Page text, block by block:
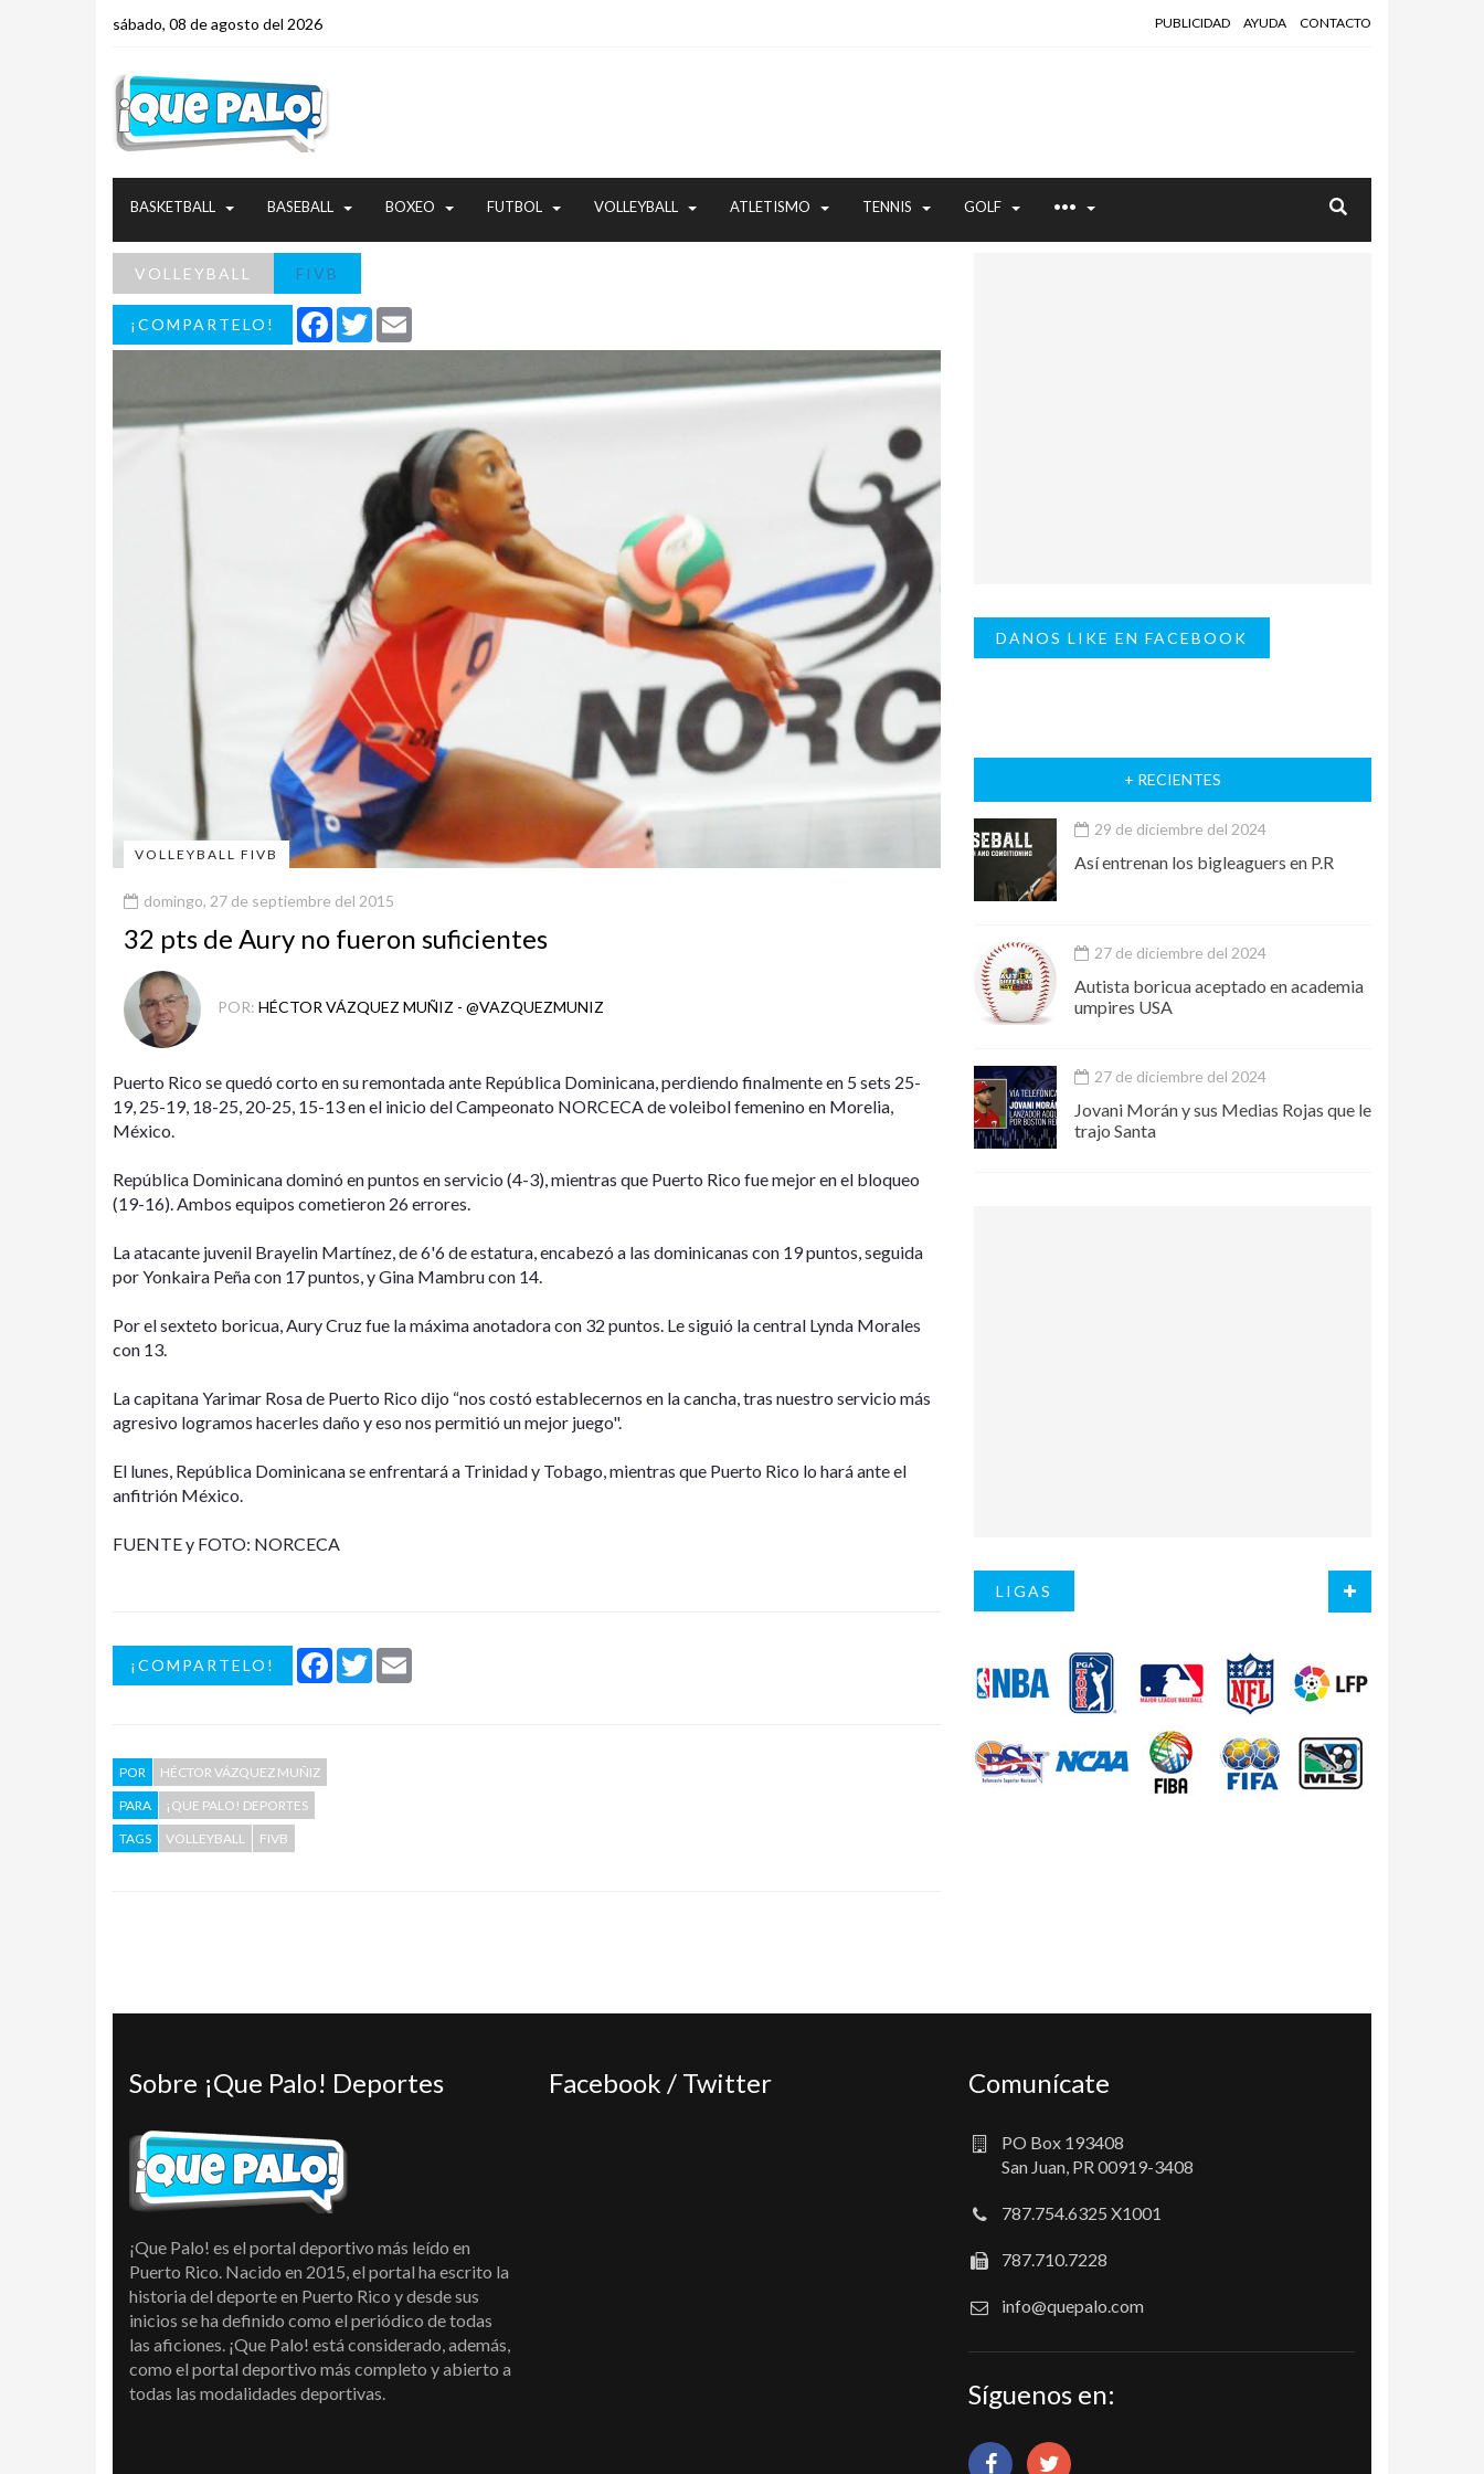
sábado, 08 de agosto del 2026 PUBLICIDAD AYUDA CONTACTO
BASKETBALL BASEBALL BOXEO FUTBOL VOLLEYBALL ATLETISMO TENNIS GOLF •••
VOLLEYBALL FIVB
¡COMPARTELO! Facebook
Twitter
VOLLEYBALL FIVB
domingo, 27 de septiembre del 2015
32 pts de Aury no fueron suficientes
POR: HÉCTOR VÁZQUEZ MUÑIZ - @VAZQUEZMUNIZ
Puerto Rico se quedó corto en su remontada ante República Dominicana, perdiendo finalmente en 5 sets 25-
19, 25-19, 18-25, 20-25, 15-13 en el inicio del Campeonato NORCECA de voleibol femenino en Morelia,
México.
República Dominicana dominó en puntos en servicio (4-3), mientras que Puerto Rico fue mejor en el bloqueo
(19-16). Ambos equipos cometieron 26 errores.
La atacante juvenil Brayelin Martínez, de 6'6 de estatura, encabezó a las dominicanas con 19 puntos, seguida
por Yonkaira Peña con 17 puntos, y Gina Mambru con 14.
Por el sexteto boricua, Aury Cruz fue la máxima anotadora con 32 puntos. Le siguió la central Lynda Morales
con 13.
La capitana Yarimar Rosa de Puerto Rico dijo “nos costó establecernos en la cancha, tras nuestro servicio más
agresivo logramos hacerles daño y eso nos permitió un mejor juego".
El lunes, República Dominicana se enfrentará a Trinidad y Tobago, mientras que Puerto Rico lo hará ante el
anfitrión México.
FUENTE y FOTO: NORCECA
¡COMPARTELO! Facebook
Twitter
POR
HÉCTOR VÁZQUEZ MUÑIZ
PARA
¡QUE PALO! DEPORTES
TAGS
VOLLEYBALL FIVB
DANOS LIKE EN FACEBOOK
+ RECIENTES
29 de diciembre del 2024
Así entrenan los bigleaguers en P.R
27 de diciembre del 2024
Autista boricua aceptado en academia
umpires USA
27 de diciembre del 2024
Jovani Morán y sus Medias Rojas que le
trajo Santa
LIGAS
Sobre ¡Que Palo! Deportes
¡Que Palo! es el portal deportivo más leído en
Puerto Rico. Nacido en 2015, el portal ha escrito la
historia del deporte en Puerto Rico y desde sus
inicios se ha definido como el periódico de todas
las aficiones. ¡Que Palo! está considerado, además,
como el portal deportivo más completo y abierto a
todas las modalidades deportivas.
Facebook / Twitter Comunícate
PO Box 193408
San Juan, PR 00919-3408
787.754.6325 X1001
787.710.7228
info@quepalo.com
Síguenos en: